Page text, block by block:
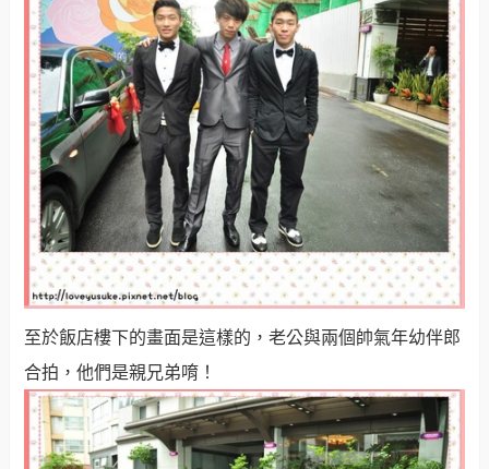
至於飯店樓下的畫面是這樣的，老公與兩個帥氣年幼伴郎
合拍，他們是親兄弟唷！